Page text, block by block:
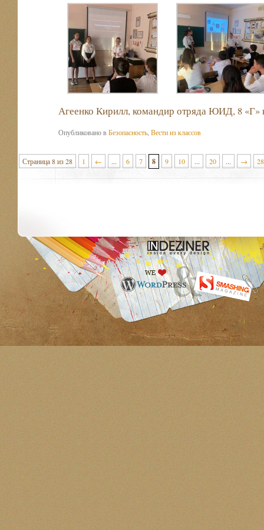
Агеенко Кирилл, командир отряда ЮИД, 8 «Г»
Опубликовано вБезопасность Вести из классов
Страница 8 из 28 1 ← ... 6 7 8 9 10 ... 20 ... → 28